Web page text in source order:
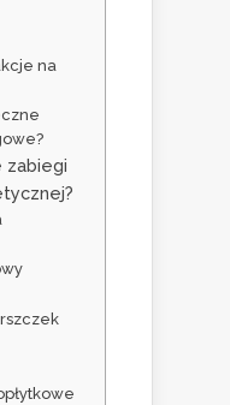
na
zabiegi